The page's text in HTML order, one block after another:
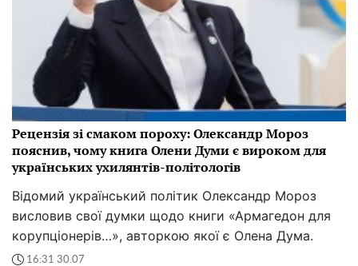
Рецензія зі смаком пороху: Олександр Мороз
пояснив, чому книга Олени Думи є вироком для
українських ухилянтів-політологів
Відомий український політик Олександр Мороз
висловив свої думки щодо книги «Армагедон для
корупціонерів…», авторкою якої є Олена Дума.
16:31 30.07